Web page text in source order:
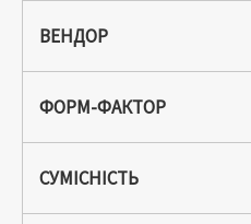
ВЕНДОР
ФОРМ-ФАКТОР
СУМІСНІСТЬ